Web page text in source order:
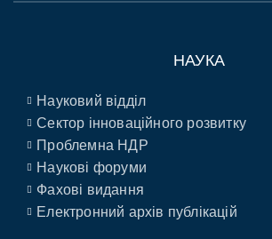
НАУКА
Науковий відділ
Сектор інноваційного розвитку
Проблемна НДР
Наукові форуми
Фахові видання
Електронний архів публікацій